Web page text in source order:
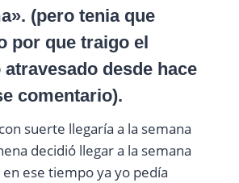
(pero tenia que
por que traigo el
desde hace
comentario).
suerte llegaría a la semana
decidió llegar a la semana
ese tiempo ya yo pedía